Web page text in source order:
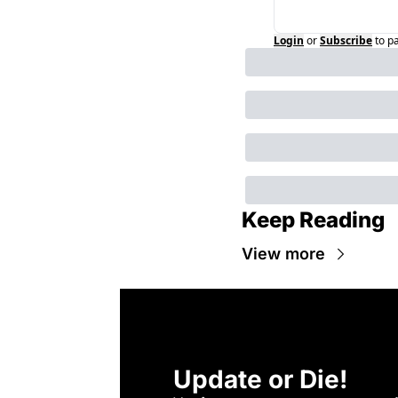
Login orSubscribeto
Keep Reading
View more
Update or Die!